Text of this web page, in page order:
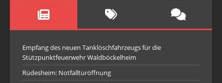
Empfang des neuen Tanklöschfahrzeugs für die
Stützpunktfeuerwehr Waldböckelheim
Rüdesheim: Notfalltüröffnung